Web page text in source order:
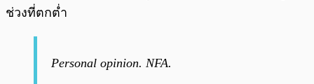
ช่วงที่ตกต่ำ
Personal opinion. NFA.